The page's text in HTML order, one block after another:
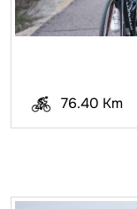
76.40 Km